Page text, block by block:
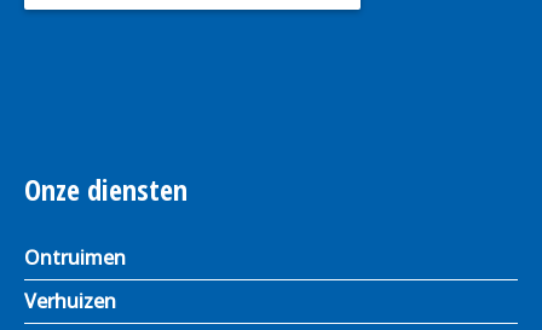
Onze diensten
Ontruimen
Verhuizen